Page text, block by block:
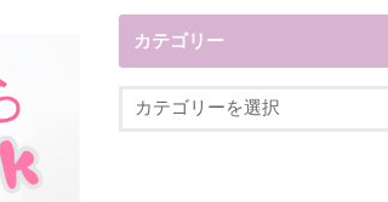
カテゴリー